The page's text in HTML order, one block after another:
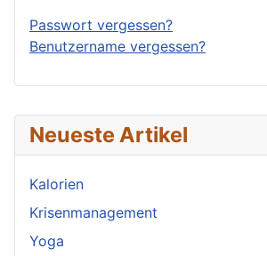
Neueste Artikel
Kalorien
Krisenmanagement
Yoga
Passwort vergessen?
Benutzername vergessen?